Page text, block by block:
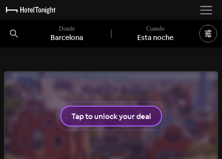
Donde
Barcelona
Cuando
Esta noche
3 habitaciones disponibles
Tap to unlock your deal